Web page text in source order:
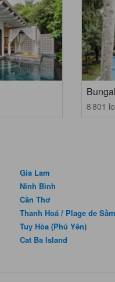
8 801
Gia Lam
Ninh Bình
Cần Thơ
Thanh Hoá / Plage de
Tuy Hòa (Phú Yên)
Cat Ba Island